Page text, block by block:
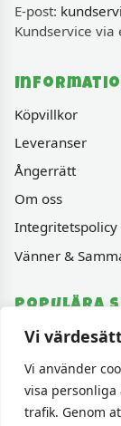
Vi
Vi använder
visa
trafik. Genom
E-post:
Kundservice via
Köpvillkor
Leveranser
Ångerrätt
Om oss
Integritetspolicy
Vänner &
Populära
Varumärken
Fyndhörnan
1000 bitars
Sällskapspel